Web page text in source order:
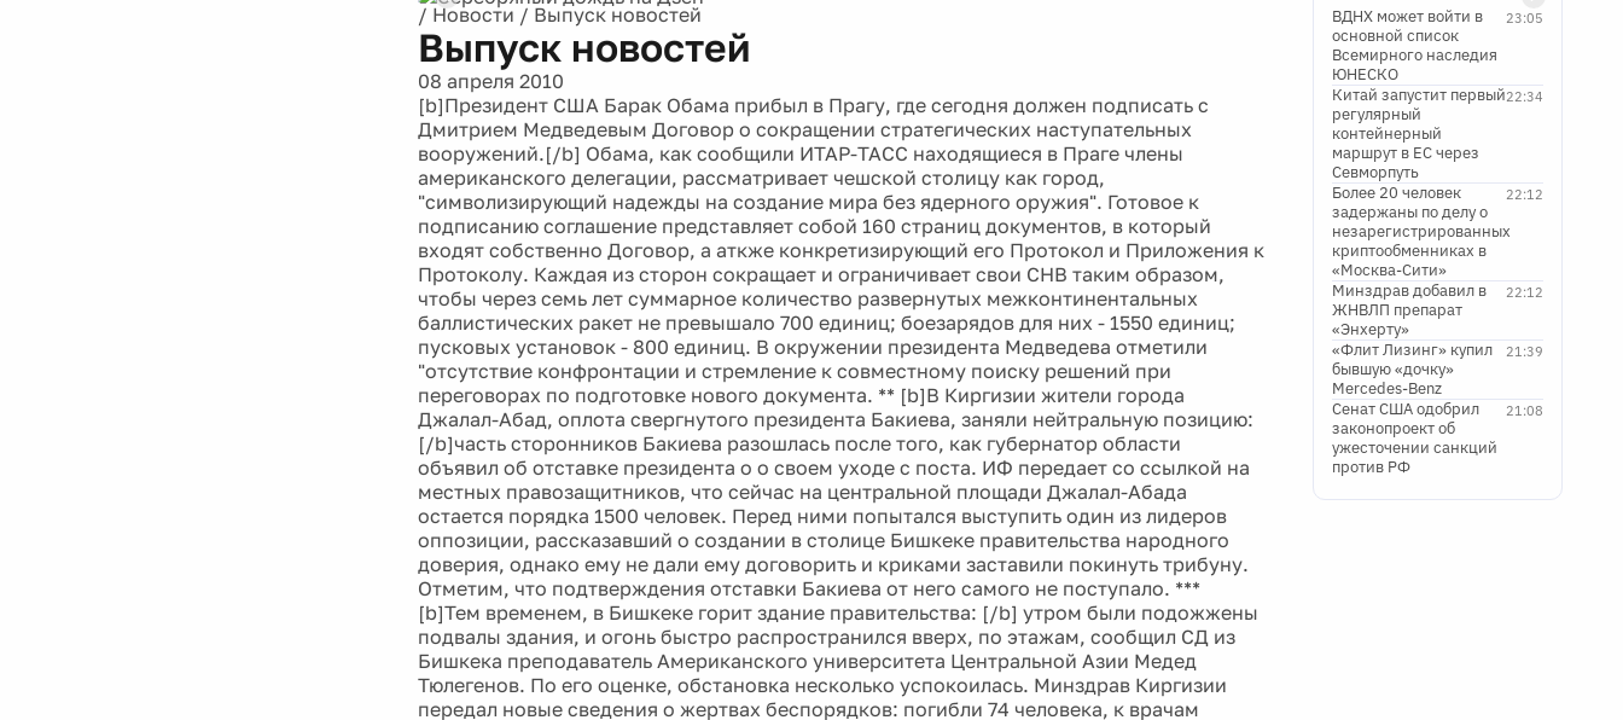
/ Новости / Выпуск новостей
Выпуск новостей
08 апреля 2010
[b]Президент США Барак Обама прибыл в Прагу, где сегодня должен подписать с
Дмитрием Медведевым Договор о сокращении стратегических наступательных
вооружений.[/b] Обама, как сообщили ИТАР-ТАСС находящиеся в Праге члены
американского делегации, рассматривает чешской столицу как город,
"символизирующий надежды на создание мира без ядерного оружия". Готовое к
подписанию соглашение представляет собой 160 страниц документов, в который
входят собственно Договор, а аткже конкретизирующий его Протокол и Приложения к
Протоколу. Каждая из сторон сокращает и ограничивает свои СНВ таким образом,
чтобы через семь лет суммарное количество развернутых межконтинентальных
баллистических ракет не превышало 700 единиц; боезарядов для них - 1550 единиц;
пусковых установок - 800 единиц. В окружении президента Медведева отметили
"отсутствие конфронтации и стремление к совместному поиску решений при
переговорах по подготовке нового документа. ** [b]В Киргизии жители города
Джалал-Абад, оплота свергнутого президента Бакиева, заняли нейтральную позицию:
[/b]часть сторонников Бакиева разошлась после того, как губернатор области
объявил об отставке президента о о своем уходе с поста. ИФ передает со ссылкой на
местных правозащитников, что сейчас на центральной площади Джалал-Абада
остается порядка 1500 человек. Перед ними попытался выступить один из лидеров
оппозиции, рассказавший о создании в столице Бишкеке правительства народного
доверия, однако ему не дали ему договорить и криками заставили покинуть трибуну.
Отметим, что подтверждения отставки Бакиева от него самого не поступало. ***
[b]Тем временем, в Бишкеке горит здание правительства: [/b] утром были подожжены
подвалы здания, и огонь быстро распространился вверх, по этажам, сообщил СД из
Бишкека преподаватель Американского университета Центральной Азии Медед
Тюлегенов. По его оценке, обстановка несколько успокоилась. Минздрав Киргизии
передал новые сведения о жертвах беспорядков: погибли 74 человека, к врачам
23:05
ВДНХ может войти в
основной список
Всемирного наследия
ЮНЕСКО
22:34
Китай запустит первый
регулярный
контейнерный
маршрут в ЕС через
Севморпуть
22:12
Более 20 человек
задержаны по делу о
незарегистрированных
криптообменниках в
«Москва-Сити»
22:12
Минздрав добавил в
ЖНВЛП препарат
«Энхерту»
21:39
«Флит Лизинг» купил
бывшую «дочку»
Mercedes-Benz
21:08
Сенат США одобрил
законопроект об
ужесточении санкций
против РФ